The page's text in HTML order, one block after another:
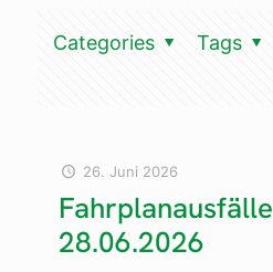
Categories Tags
26. Juni 2026
28.06.2026